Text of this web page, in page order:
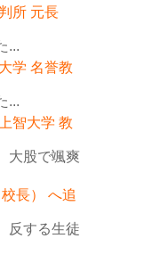
所 元長
...
学 名誉教
...
智大学 教
大股で颯爽
長） へ追
反する生徒